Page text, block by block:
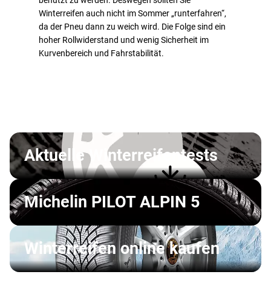
Winterreifen auch nicht im Sommer „runterfahren“,
da der Pneu dann zu weich wird. Die Folge sind ein
hoher Rollwiderstand und wenig Sicherheit im
Kurvenbereich und Fahrstabilität.
Aktuelle Winterreifentests
Michelin PILOT ALPIN 5
Winterreifen online kaufen